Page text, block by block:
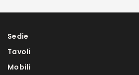
Sedie
Tavoli
Mobili